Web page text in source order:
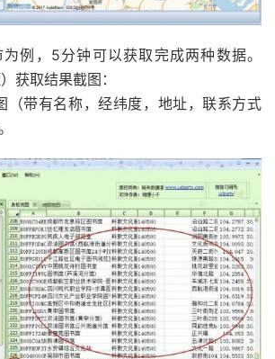
例，5分钟可以获取完成两种数据。
获取结果截图：
（带有名称，经纬度，地址，联系方式